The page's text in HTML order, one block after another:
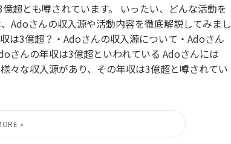
超とも噂されています。 いったい、どんな活動を
Adoさんの収入源や活動内容を徹底解説してみまし
は3億超？・Adoさんの収入源について・Adoさん
さんの年収は3億超といわれている Adoさんには
々な収入源があり、その年収は3億超と噂されてい